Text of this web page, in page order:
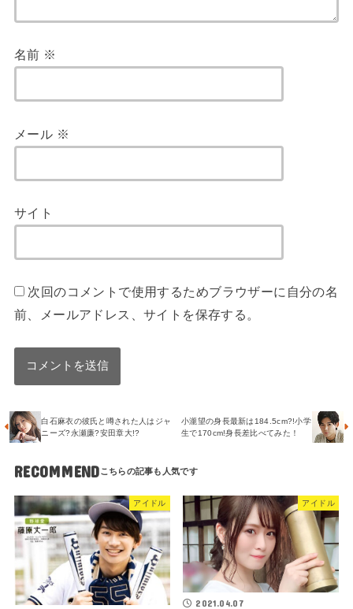
名前 ※
メール ※
サイト
次回のコメントで使用するためブラウザーに自分の名
前、メールアドレス、サイトを保存する。
白石麻衣の彼氏と噂された人はジャ
ニーズ?永瀬廉?安田章大!?
小瀧望の身長最新は184.5cm?!小学
生で170cm!身長差比べてみた！
RECOMMEND
アイドル アイドル
2021.04.07